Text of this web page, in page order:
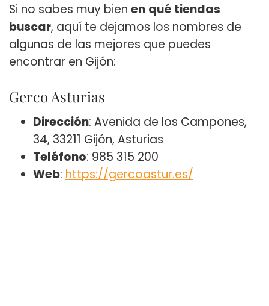
Si no sabes muy bien en qué tiendas
buscar, aquí te dejamos los nombres de
algunas de las mejores que puedes
encontrar en Gijón:
Gerco Asturias
Dirección: Avenida de los Campones,
34, 33211 Gijón, Asturias
Teléfono: 985 315 200
Web: https://gercoastur.es/